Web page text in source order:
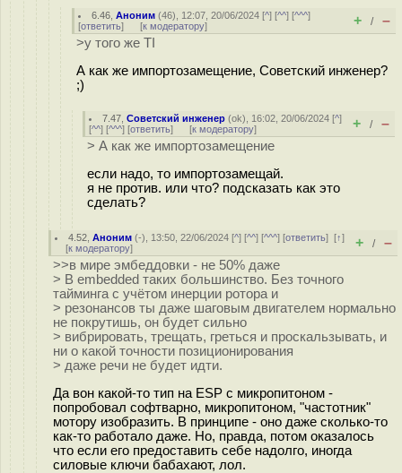
6.46 ,Аноним (46), 12:07, 20/06/2024 [^] [^^] [^^^]
[ответить] [к модератору] + / –
>у того же ТI
А как же импортозамещение, Советский инженер?
;)
7.47 ,Советский инженер (ok), 16:02, 20/06/2024 [^]
[^^] [^^^] [ответить] [к модератору] + / –
> А как же импортозамещение
если надо, то импортозамещай.
я не против. или что? подсказать как это
сделать?
4.52 ,Аноним (-), 13:50, 22/06/2024 [^] [^^] [^^^] [ответить][↑]
[к модератору] + / –
>>в мире эмбеддовки - не 50% даже
> В embedded таких большинство. Без точного
тайминга с учётом инерции ротора и
> резонансов ты даже шаговым двигателем нормально
не покрутишь, он будет сильно
> вибрировать, трещать, греться и проскальзывать, и
ни о какой точности позиционирования
> даже речи не будет идти.
Да вон какой-то тип на ESP с микропитоном -
попробовал софтварно, микропитоном, "частотник"
мотору изобразить. В принципе - оно даже сколько-то
как-то работало даже. Но, правда, потом оказалось
что если его предоставить себе надолго, иногда
силовые ключи бабахают, лол.